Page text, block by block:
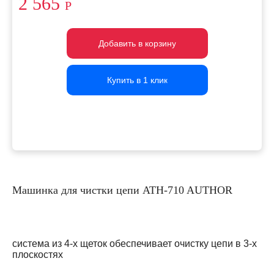
Р
Добавить в корзину
Добавить в корзину
Добавить в корзину
Купить в 1 клик
Купить в 1 клик
Купить в 1 клик
Машинка для чистки цепи ATH-710 AUTHOR
система из 4-х щеток обеспечивает очистку цепи в 3-х
плоскостях